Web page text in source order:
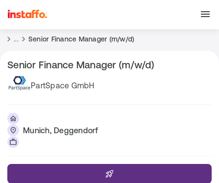
... Senior Finance Manager (m/w/d)
Senior Finance Manager (m/w/d)
PartSpace GmbH
Munich, Deggendorf